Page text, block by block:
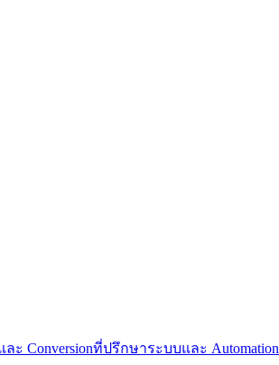
ะ Conversionที่ปรึกษาระบบและ Automation